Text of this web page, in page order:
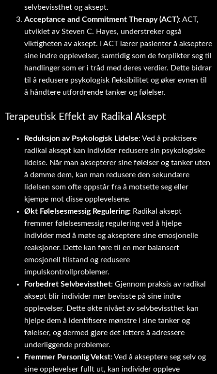
selvbevissthet og aksept.
Acceptance and Commitment Therapy (ACT): ACT,
utviklet av Steven C. Hayes, understreker også
viktigheten av aksept. I ACT lærer pasienter å akseptere
sine indre opplevelser, samtidig som de forplikter seg til
handlinger som er i tråd med deres verdier. Dette bidrar
til å redusere psykologisk fleksibilitet og øker evnen til
å håndtere utfordrende tanker og følelser.
Terapeutisk Effekt av Radikal Aksept
Reduksjon av Psykologisk Lidelse: Ved å praktisere
radikal aksept kan individer redusere sin psykologiske
lidelse. Når man aksepterer sine følelser og tanker uten
å dømme dem, kan man redusere den sekundære
lidelsen som ofte oppstår fra å motsette seg eller
kjempe mot disse opplevelsene.
Økt Følelsesmessig Regulering: Radikal aksept
fremmer følelsesmessig regulering ved å hjelpe
individer med å møte og akseptere sine emosjonelle
reaksjoner. Dette kan føre til en mer balansert
emosjonell tilstand og redusere
impulskontrollproblemer.
Forbedret Selvbevissthet: Gjennom praksis av radikal
aksept blir individer mer bevisste på sine indre
opplevelser. Dette økte nivået av selvbevissthet kan
hjelpe dem å identifisere mønstre i sine tanker og
følelser, og dermed gjøre det lettere å adressere
underliggende problemer.
Fremmer Personlig Vekst:Ved å akseptere seg selv og
sine opplevelser fullt ut, kan individer oppleve